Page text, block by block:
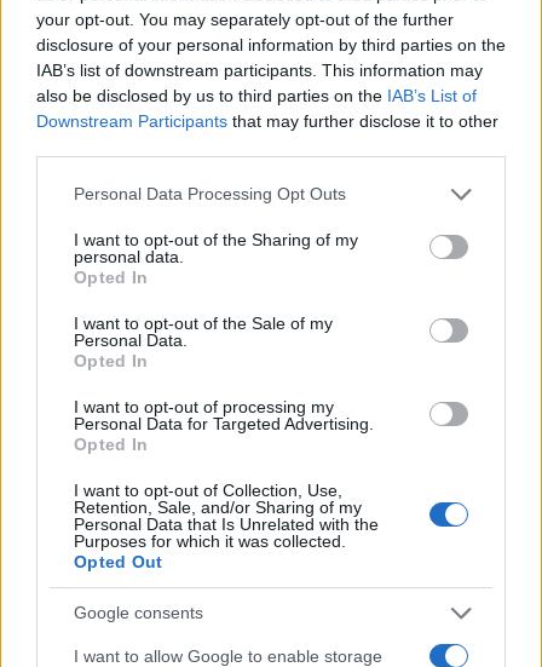
your opt-out. You may separately opt-out of the further
disclosure of your personal information by third parties on the
IAB’s list of downstream participants. This information may
also be disclosed by us to third parties on the IAB’s List of
Downstream Participants that may further disclose it to other
Please note that this website/app uses one or more Google
not limited to your visit or usage behaviour. You may click to
grant or deny consent to Google and its third-party tags to
use your data for below specified purposes in below Google
consent section.
Personal Data Processing Opt Outs
I want to opt-out of the Sharing of my
personal data.
Opted In
I want to opt-out of the Sale of my
Personal Data.
Opted In
I want to opt-out of processing my
Personal Data for Targeted Advertising.
Opted In
I want to opt-out of Collection, Use,
Retention, Sale, and/or Sharing of my
Personal Data that Is Unrelated with the
Purposes for which it was collected.
Opted Out
Google consents
I want to allow Google to enable storage